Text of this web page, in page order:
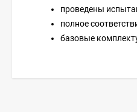
проведены
полное
базовые